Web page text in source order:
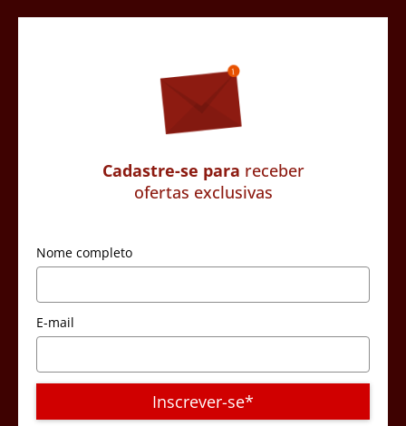
Cadastre-se para receber
ofertas exclusivas
Nome completo
E-mail
Inscrever-se*